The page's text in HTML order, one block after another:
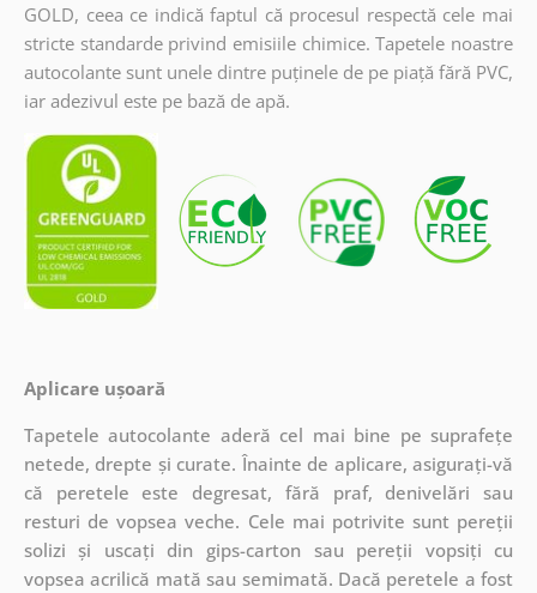
GOLD, ceea ce indică faptul că procesul respectă cele mai
stricte standarde privind emisiile chimice. Tapetele noastre
autocolante sunt unele dintre puținele de pe piață fără PVC,
iar adezivul este pe bază de apă.
Aplicare ușoară
Tapetele autocolante aderă cel mai bine pe suprafețe
netede, drepte și curate. Înainte de aplicare, asigurați-vă
că peretele este degresat, fără praf, denivelări sau
resturi de vopsea veche. Cele mai potrivite sunt pereții
solizi și uscați din gips-carton sau pereții vopsiți cu
vopsea acrilică mată sau semimată. Dacă peretele a fost